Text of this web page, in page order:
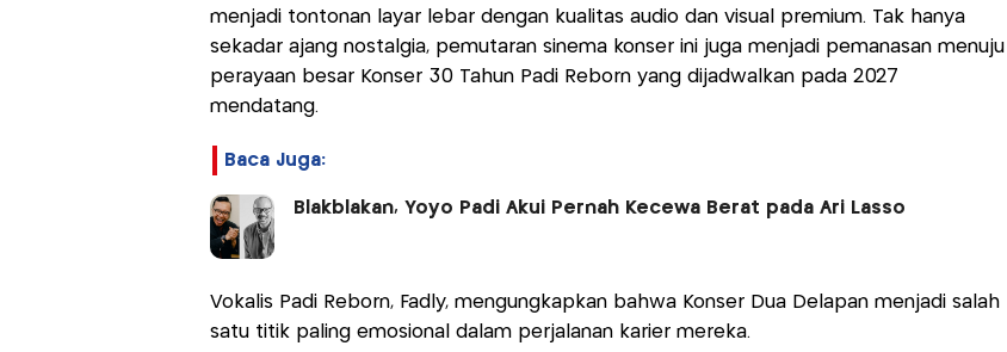
menjadi tontonan layar lebar dengan kualitas audio dan visual premium. Tak hanya
sekadar ajang nostalgia, pemutaran sinema konser ini juga menjadi pemanasan menuju
perayaan besar Konser 30 Tahun Padi Reborn yang dijadwalkan pada 2027
mendatang.
Baca Juga:
Blakblakan, Yoyo Padi Akui Pernah Kecewa Berat pada Ari Lasso
Vokalis Padi Reborn, Fadly, mengungkapkan bahwa Konser Dua Delapan menjadi salah
satu titik paling emosional dalam perjalanan karier mereka.